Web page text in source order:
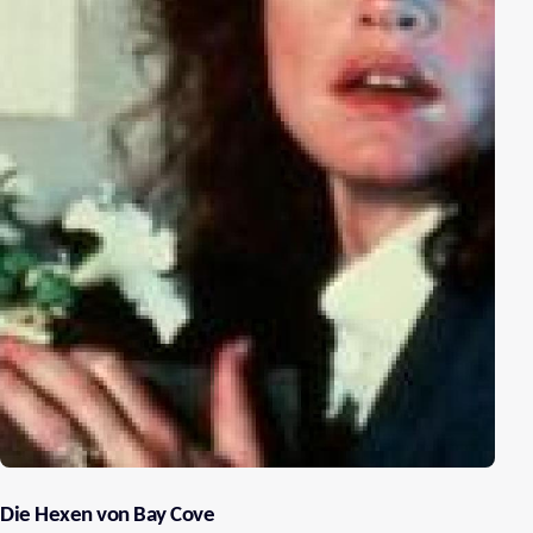
Die Hexen von Bay Cove